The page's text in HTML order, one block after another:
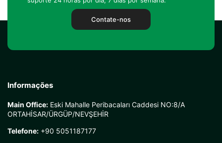
Contate-nos
Informações
Main Office: Eski Mahalle Peribacaları Caddesi NO:8/A
ORTAHİSAR/ÜRGÜP/NEVŞEHİR
Telefone: +90 5051187177